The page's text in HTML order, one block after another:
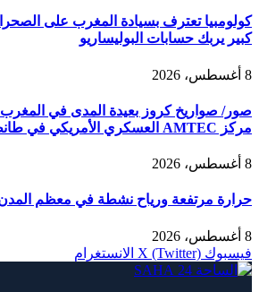
كولومبيا تعترف بسيادة المغرب على
كبير يربك حسابات البوليساريو
8 أغسطس، 2026
صور/ صواريخ كروز بعيدة المدى في
مركز AMTEC العسكري الأمريكي في طانطان؟
8 أغسطس، 2026
حرارة مرتفعة ورياح نشطة في معظم المدن
8 أغسطس، 2026
فيسبوك X (Twitter) الانستغرام